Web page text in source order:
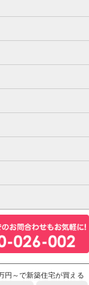
円～で新築住宅が買える